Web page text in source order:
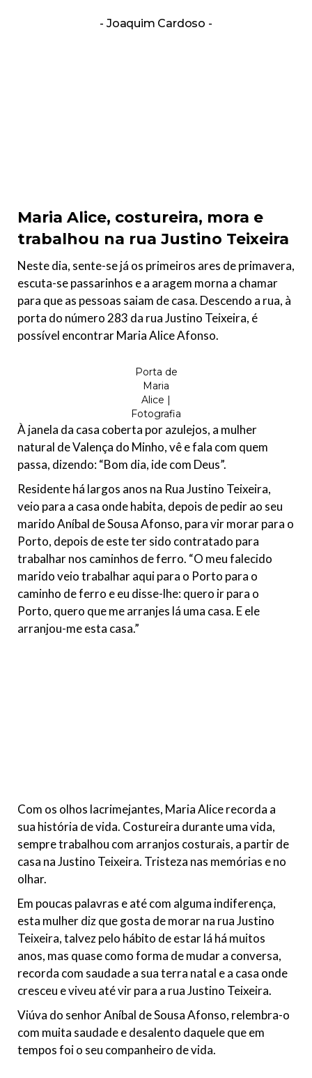
Joaquim Cardoso
Maria Alice, costureira, mora e
trabalhou na rua Justino Teixeira
Neste dia, sente-se já os primeiros ares de primavera,
escuta-se passarinhos e a aragem morna a chamar
para que as pessoas saiam de casa. Descendo a rua, à
porta do número 283 da rua Justino Teixeira, é
possível encontrar Maria Alice Afonso.
Porta de
Maria
Alice |
Fotografia
À janela da casa coberta por azulejos, a mulher
natural de Valença do Minho, vê e fala com quem
passa, dizendo: “Bom dia, ide com Deus”.
Residente há largos anos na Rua Justino Teixeira,
veio para a casa onde habita, depois de pedir ao seu
marido Aníbal de Sousa Afonso, para vir morar para o
Porto, depois de este ter sido contratado para
trabalhar nos caminhos de ferro. “O meu falecido
marido veio trabalhar aqui para o Porto para o
caminho de ferro e eu disse-lhe: quero ir para o
Porto, quero que me arranjes lá uma casa. E ele
arranjou-me esta casa.”
Com os olhos lacrimejantes, Maria Alice recorda a
sua história de vida. Costureira durante uma vida,
sempre trabalhou com arranjos costurais, a partir de
casa na Justino Teixeira. Tristeza nas memórias e no
olhar.
Em poucas palavras e até com alguma indiferença,
esta mulher diz que gosta de morar na rua Justino
Teixeira, talvez pelo hábito de estar lá há muitos
anos, mas quase como forma de mudar a conversa,
recorda com saudade a sua terra natal e a casa onde
cresceu e viveu até vir para a rua Justino Teixeira.
Viúva do senhor Aníbal de Sousa Afonso, relembra-o
com muita saudade e desalento daquele que em
tempos foi o seu companheiro de vida.